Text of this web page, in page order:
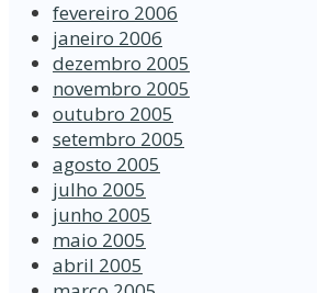
fevereiro 2006
janeiro 2006
dezembro 2005
novembro 2005
outubro 2005
setembro 2005
agosto 2005
julho 2005
junho 2005
maio 2005
abril 2005